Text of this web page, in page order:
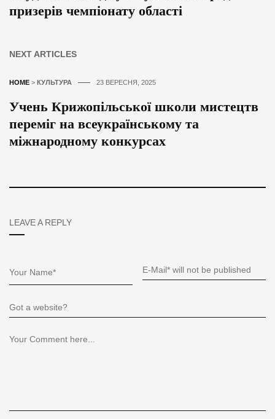
призерів чемпіонату області
NEXT ARTICLES
HOME > КУЛЬТУРА 23 ВЕРЕСНЯ, 2025
Учень Крижопільської школи мистецтв
переміг на всеукраїнському та
міжнародному конкурсах
LEAVE A REPLY